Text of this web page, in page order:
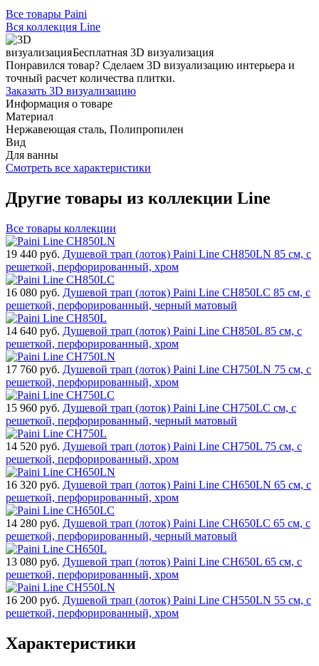
Все товары Paini
Вся коллекция Line
Бесплатная 3D визуализация
Понравился товар? Сделаем 3D визуализацию интерьера и
точный расчет количества плитки.
Заказать 3D визуализацию
Информация о товаре
Материал
Нержавеющая сталь, Полипропилен
Вид
Для ванны
Смотреть все характеристики
Другие товары из коллекции Line
Все товары коллекции
19 440 руб. Душевой трап (лоток) Paini Line CH850LN 85 см, с
решеткой, перфорированный, хром
16 080 руб. Душевой трап (лоток) Paini Line CH850LC 85 см, с
решеткой, перфорированный, черный матовый
14 640 руб. Душевой трап (лоток) Paini Line CH850L 85 см, с
решеткой, перфорированный, хром
17 760 руб. Душевой трап (лоток) Paini Line CH750LN 75 см, с
решеткой, перфорированный, хром
15 960 руб. Душевой трап (лоток) Paini Line CH750LC см, с
решеткой, перфорированный, черный матовый
14 520 руб. Душевой трап (лоток) Paini Line CH750L 75 см, с
решеткой, перфорированный, хром
16 320 руб. Душевой трап (лоток) Paini Line CH650LN 65 см, с
решеткой, перфорированный, хром
14 280 руб. Душевой трап (лоток) Paini Line CH650LC 65 см, с
решеткой, перфорированный, черный матовый
13 080 руб. Душевой трап (лоток) Paini Line CH650L 65 см, с
решеткой, перфорированный, хром
16 200 руб. Душевой трап (лоток) Paini Line CH550LN 55 см, с
решеткой, перфорированный, хром
Характеристики